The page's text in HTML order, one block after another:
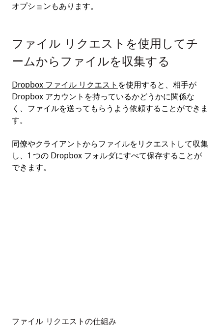
オプションもあります。
ファイル リクエストを使用してチ
ームからファイルを収集する
Dropbox ファイル リクエスト を使用すると、相手が
Dropbox アカウントを持っているかどうかに関係な
く、ファイルを送ってもらうよう依頼することができま
す。
同僚やクライアントからファイルをリクエストして収集
し、1 つの Dropbox フォルダにすべて保存することが
できます。
ファイル リクエストの仕組み